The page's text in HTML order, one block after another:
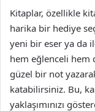
Kitaplar, özellikle
harika bir hediye
yeni bir eser ya da
hem eğlenceli hem
güzel bir not
katabilirsiniz. Bu,
yaklaşımınızı